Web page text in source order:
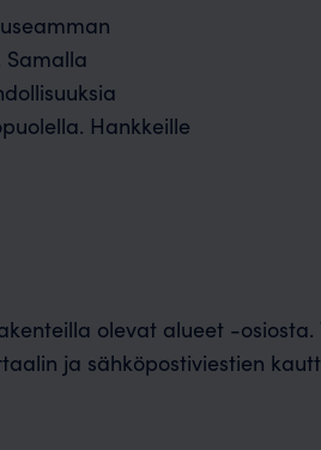
Hankkeille
olevat alueet -
ja sähköpostiviestien